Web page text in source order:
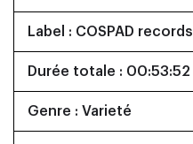
Label : COSPAD records
Durée totale : 00:53:52
Genre : Varieté